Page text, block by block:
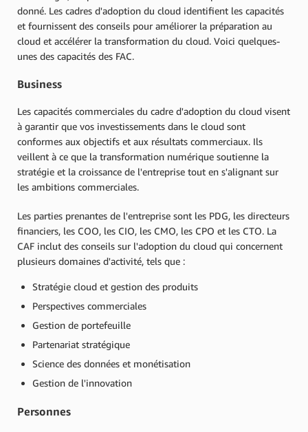
donné. Les cadres d'adoption du cloud identifient les capacités
et fournissent des conseils pour améliorer la préparation au
cloud et accélérer la transformation du cloud. Voici quelques-
unes des capacités des FAC.
Business
Les capacités commerciales du cadre d'adoption du cloud visent
à garantir que vos investissements dans le cloud sont
conformes aux objectifs et aux résultats commerciaux. Ils
veillent à ce que la transformation numérique soutienne la
stratégie et la croissance de l'entreprise tout en s'alignant sur
les ambitions commerciales.
Les parties prenantes de l'entreprise sont les PDG, les directeurs
financiers, les COO, les CIO, les CMO, les CPO et les CTO. La
CAF inclut des conseils sur l'adoption du cloud qui concernent
plusieurs domaines d'activité, tels que :
Stratégie cloud et gestion des produits
Perspectives commerciales
Gestion de portefeuille
Partenariat stratégique
Science des données et monétisation
Gestion de l'innovation
Personnes